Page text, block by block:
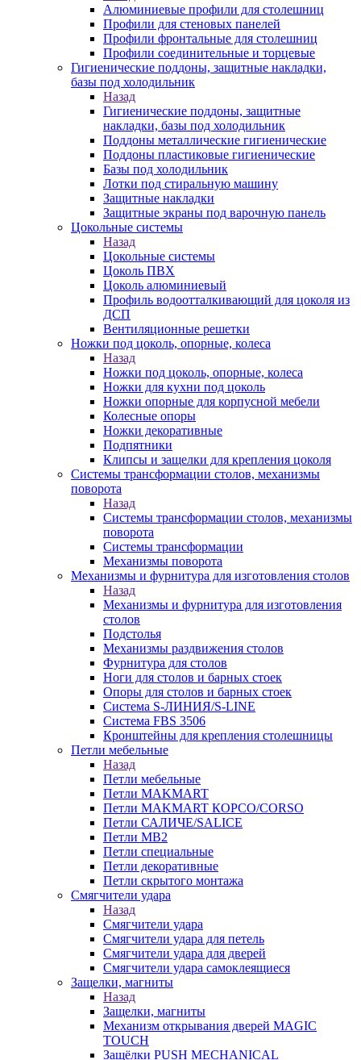
Алюминиевые профили для столешниц
Профили для стеновых панелей
Профили фронтальные для столешниц
Профили соединительные и торцевые
Гигиенические поддоны, защитные накладки,
базы под холодильник
Назад
Гигиенические поддоны, защитные
накладки, базы под холодильник
Поддоны металлические гигиенические
Поддоны пластиковые гигиенические
Базы под холодильник
Лотки под стиральную машину
Защитные накладки
Защитные экраны под варочную панель
Цокольные системы
Назад
Цокольные системы
Цоколь ПВХ
Цоколь алюминиевый
Профиль водоотталкивающий для цоколя из
ДСП
Вентиляционные решетки
Ножки под цоколь, опорные, колеса
Назад
Ножки под цоколь, опорные, колеса
Ножки для кухни под цоколь
Ножки опорные для корпусной мебели
Колесные опоры
Ножки декоративные
Подпятники
Клипсы и защелки для крепления цоколя
Системы трансформации столов, механизмы
поворота
Назад
Системы трансформации столов, механизмы
поворота
Системы трансформации
Механизмы поворота
Механизмы и фурнитура для изготовления столов
Назад
Механизмы и фурнитура для изготовления
столов
Подстолья
Механизмы раздвижения столов
Фурнитура для столов
Ноги для столов и барных стоек
Опоры для столов и барных стоек
Система S-ЛИНИЯ/S-LINE
Система FBS 3506
Кронштейны для крепления столешницы
Петли мебельные
Назад
Петли мебельные
Петли MAKMART
Петли MAKMART КОРСО/CORSO
Петли САЛИЧЕ/SALICE
Петли MB2
Петли специальные
Петли декоративные
Петли скрытого монтажа
Смягчители удара
Назад
Смягчители удара
Смягчители удара для петель
Смягчители удара для дверей
Cмягчители удара самоклеящиеся
Защелки, магниты
Назад
Защелки, магниты
Механизм открывания дверей MAGIC
TOUCH
Защёлки PUSH MECHANICAL